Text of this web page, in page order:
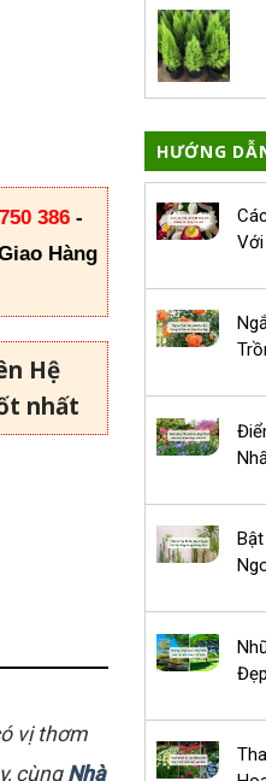
386 -
Hàng
Hệ
nhất
vị thơm
cùng Nhà
HƯỚNG